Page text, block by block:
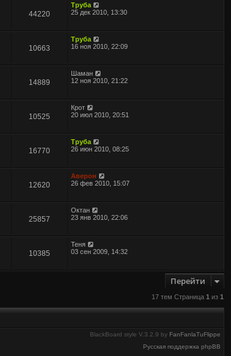
44220
Труба
25 дек 2010, 13:30
10663
Труба
16 ноя 2010, 22:09
14889
Шаман
12 ноя 2010, 21:22
10525
Крот
20 июл 2010, 20:51
16770
Труба
26 июн 2010, 08:25
12620
Аверон
26 фев 2010, 15:07
25857
Октан
23 янв 2010, 22:06
10385
Теня
03 сен 2009, 14:32
Перейти
17 тем Страница 1 из 1
BlackBoard style V.3.2.9 by FanFanlaTuFlippe
Русская поддержка phpBB